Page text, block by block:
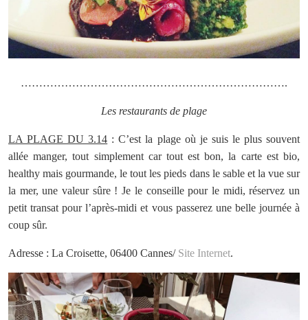
……………………………………………………………….
Les restaurants de plage
LA PLAGE DU 3.14 : C’est la plage où je suis le plus souvent
allée manger, tout simplement car tout est bon, la carte est bio,
healthy mais gourmande, le tout les pieds dans le sable et la vue sur
la mer, une valeur sûre ! Je le conseille pour le midi, réservez un
petit transat pour l’après-midi et vous passerez une belle journée à
coup sûr.
Adresse : La Croisette, 06400 Cannes/ Site Internet.